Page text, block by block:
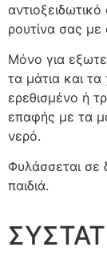
ρουτίνα σας με
Μόνο για
τα μάτια και
ερεθισμένο ή
επαφής με τα
νερό.
Φυλάσσεται σε
παιδιά.